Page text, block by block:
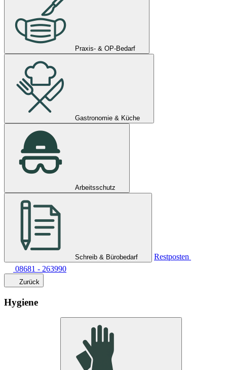
Praxis- & OP-Bedarf
Gastronomie & Küche
Arbeitsschutz
Schreib & Bürobedarf
Restposten
08681 - 263990
Zurück
Hygiene